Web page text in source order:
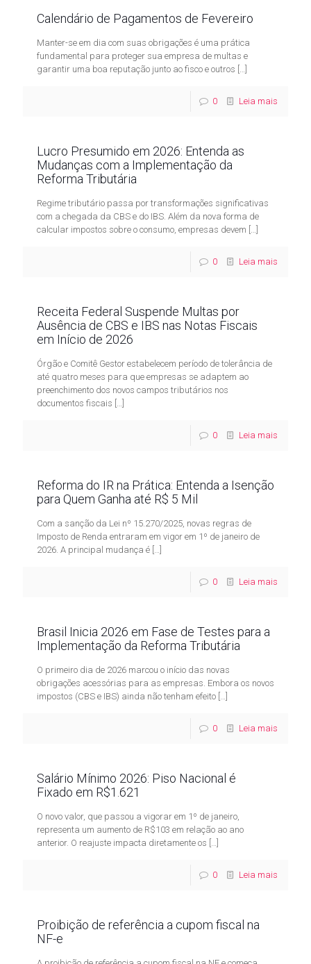
Calendário de Pagamentos de Fevereiro
Manter-se em dia com suas obrigações é uma prática
fundamental para proteger sua empresa de multas e
garantir uma boa reputação junto ao fisco e outros […]
0 Leia mais
Lucro Presumido em 2026: Entenda as
Mudanças com a Implementação da
Reforma Tributária
Regime tributário passa por transformações significativas
com a chegada da CBS e do IBS. Além da nova forma de
calcular impostos sobre o consumo, empresas devem […]
0 Leia mais
Receita Federal Suspende Multas por
Ausência de CBS e IBS nas Notas Fiscais
em Início de 2026
Órgão e Comitê Gestor estabelecem período de tolerância de
até quatro meses para que empresas se adaptem ao
preenchimento dos novos campos tributários nos
documentos fiscais […]
0 Leia mais
Reforma do IR na Prática: Entenda a Isenção
para Quem Ganha até R$ 5 Mil
Com a sanção da Lei nº 15.270/2025, novas regras de
Imposto de Renda entraram em vigor em 1º de janeiro de
2026. A principal mudança é […]
0 Leia mais
Brasil Inicia 2026 em Fase de Testes para a
Implementação da Reforma Tributária
O primeiro dia de 2026 marcou o início das novas
obrigações acessórias para as empresas. Embora os novos
impostos (CBS e IBS) ainda não tenham efeito […]
0 Leia mais
Salário Mínimo 2026: Piso Nacional é
Fixado em R$1.621
O novo valor, que passou a vigorar em 1º de janeiro,
representa um aumento de R$103 em relação ao ano
anterior. O reajuste impacta diretamente os […]
0 Leia mais
Proibição de referência a cupom fiscal na
NF-e